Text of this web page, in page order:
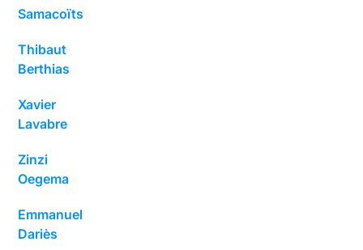
Samacoïts
Thibaut
Berthias
Xavier
Lavabre
Zinzi
Oegema
Emmanuel
Dariès